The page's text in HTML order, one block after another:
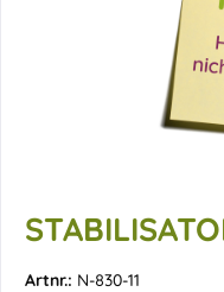
Artnr.: N-830-11